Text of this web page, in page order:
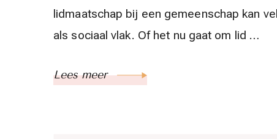
lidmaatschap bij een gemeenschap kan
als sociaal vlak. Of het nu gaat om lid …
Lees meer